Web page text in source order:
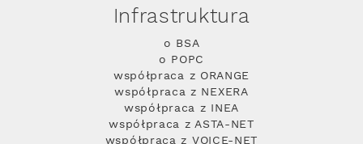
Infrastruktura
o BSA
o POPC
współpraca z ORANGE
współpraca z NEXERA
współpraca z INEA
współpraca z ASTA-NET
współpraca z VOICE-NET